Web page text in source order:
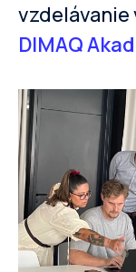
DIMAQ